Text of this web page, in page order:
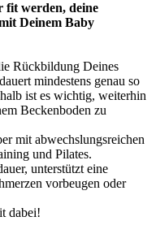
fit werden, deine
Deinem Baby
Rückbildung Deines
mindestens genau so
ist es wichtig, weiterhin
Beckenboden zu
mit abwechslungsreichen
und Pilates.
unterstützt eine
vorbeugen oder
dabei!